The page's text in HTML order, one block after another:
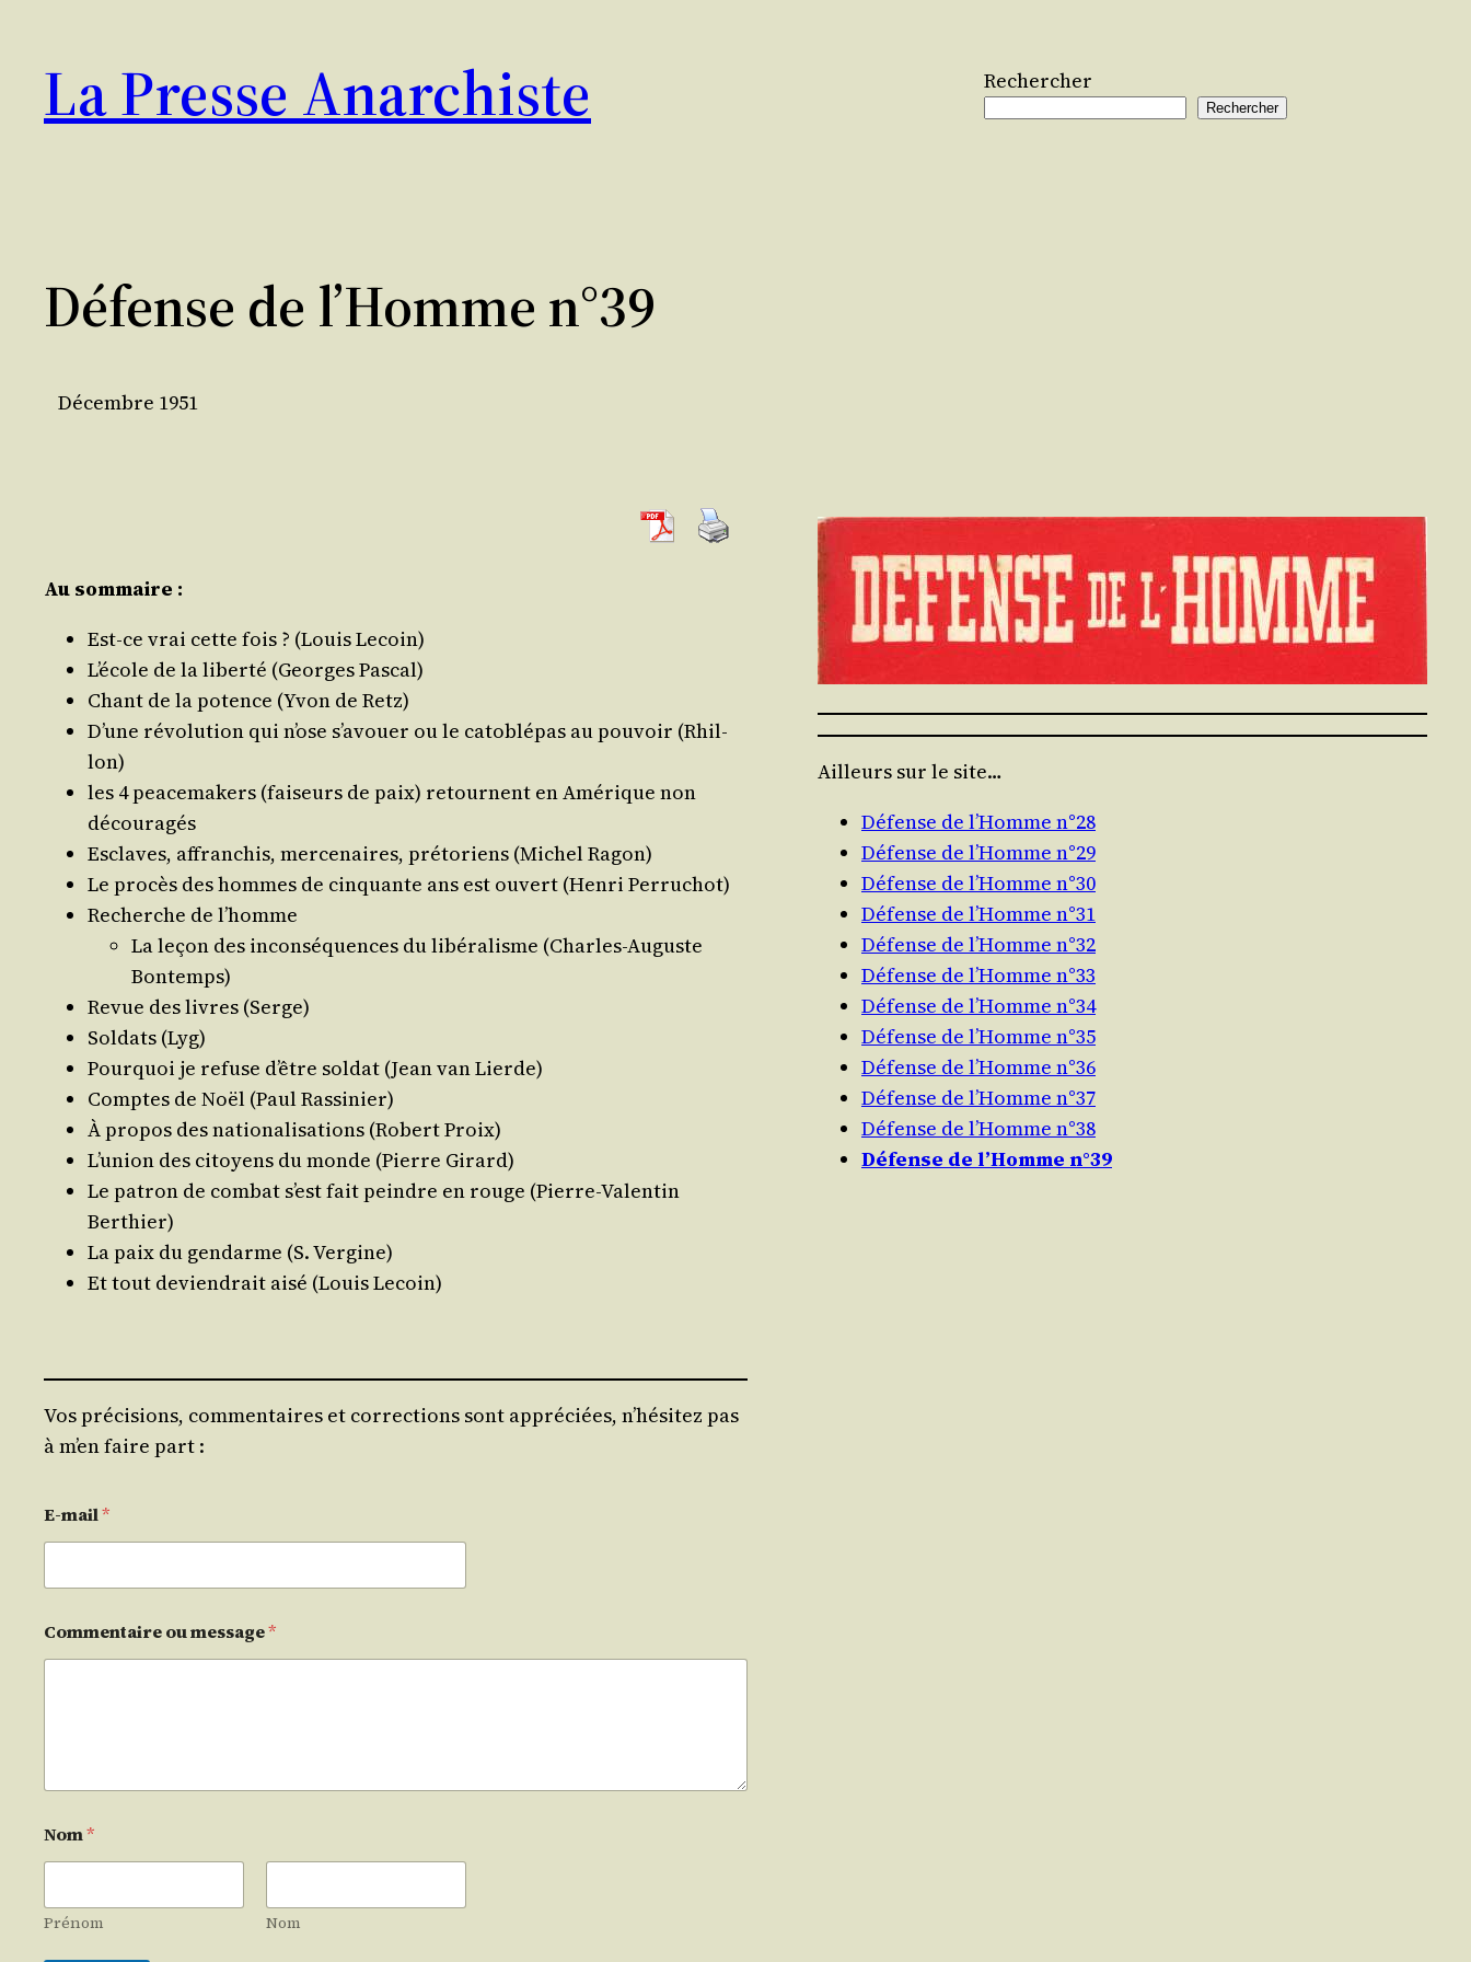
contenu
La Presse Anarchiste Rechercher
Rechercher
Défense de l’Homme n°39
Décembre 1951
Au som­maire :
Est-ce vrai cette fois ? (Louis Lecoin)
L’école de la liber­té (Georges Pascal)
Chant de la potence (Yvon de Retz)
D’une révo­lu­tion qui n’ose s’avouer ou le cato­blé­pas au pou­voir (Rhil­
lon)
les 4 pea­ce­ma­kers (fai­seurs de paix) retournent en Amé­rique non
découragés
Esclaves, affran­chis, mer­ce­naires, pré­to­riens (Michel Ragon)
Le pro­cès des hommes de cin­quante ans est ouvert (Hen­ri Perruchot)
Recherche de l’homme
La leçon des incon­sé­quences du libé­ra­lisme (Charles-Auguste
Bontemps)
Revue des livres (Serge)
Sol­dats (Lyg)
Pour­quoi je refuse d’être sol­dat (Jean van Lierde)
Comptes de Noël (Paul Rassinier)
À pro­pos des natio­na­li­sa­tions (Robert Proix)
L’union des citoyens du monde (Pierre Girard)
Le patron de com­bat s’est fait peindre en rouge (Pierre-Valen­tin
Berthier)
La paix du gen­darme (S. Vergine)
Et tout devien­drait aisé (Louis Lecoin)
Vos précisions, commentaires et corrections sont appréciées, n’hésitez pas
à m’en faire part :
E-mail*
Commentaire ou message*
Nom*
Prénom Nom
Ailleurs sur le site…
Défense de l’Homme n°28
Défense de l’Homme n°29
Défense de l’Homme n°30
Défense de l’Homme n°31
Défense de l’Homme n°32
Défense de l’Homme n°33
Défense de l’Homme n°34
Défense de l’Homme n°35
Défense de l’Homme n°36
Défense de l’Homme n°37
Défense de l’Homme n°38
Défense de l’Homme n°39